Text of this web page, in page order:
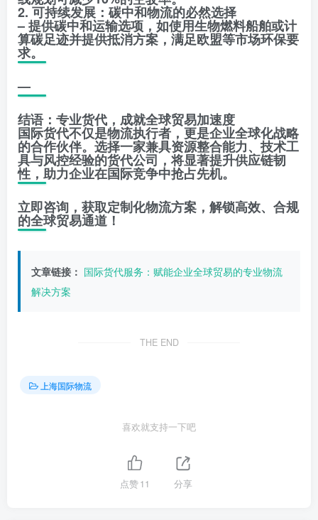
2. 可持续发展：碳中和物流的必然选择
– 提供碳中和运输选项，如使用生物燃料船舶或计
算碳足迹并提供抵消方案，满足欧盟等市场环保要
求。
—
结语：专业货代，成就全球贸易加速度
国际货代不仅是物流执行者，更是企业全球化战略
的合作伙伴。选择一家兼具资源整合能力、技术工
具与风控经验的货代公司，将显著提升供应链韧
性，助力企业在国际竞争中抢占先机。
立即咨询，获取定制化物流方案，解锁高效、合规
的全球贸易通道！
文章链接： 国际货代服务：赋能企业全球贸易的专业物流
解决方案
THE END
上海国际物流
喜欢就支持一下吧
点赞11 分享